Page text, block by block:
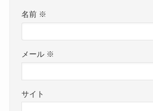
名前 ※
メール ※
サイト